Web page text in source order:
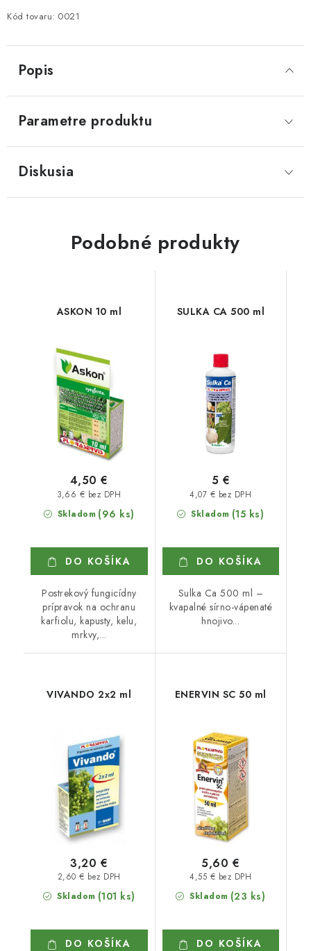
Kód tovaru: 0021
Popis
Parametre produktu
Diskusia
Podobné produkty
ASKON 10 ml
Skladom (96 ks)
3,66 € bez DPH
4,50 €
DO KOŠÍKA
Postrekový fungicídny
prípravok na ochranu
karfiolu, kapusty, kelu,
mrkvy,...
SULKA CA 500 ml
Skladom (15 ks)
4,07 € bez DPH
5 €
DO KOŠÍKA
Sulka Ca 500 ml –
kvapalné sírno-vápenaté
hnojivo...
VIVANDO 2x2 ml
Skladom (101 ks)
2,60 € bez DPH
3,20 €
DO KOŠÍKA
ENERVIN SC 50 ml
Skladom (23 ks)
4,55 € bez DPH
5,60 €
DO KOŠÍKA